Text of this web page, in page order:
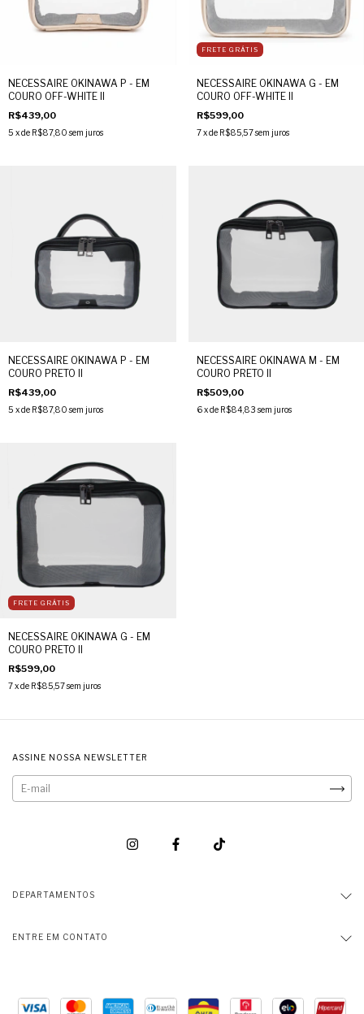
NECESSAIRE OKINAWA P - EM
COURO OFF-WHITE II
R$439,00
5 x de R$87,80 sem juros
FRETE GRÁTIS
NECESSAIRE OKINAWA G - EM
COURO OFF-WHITE II
R$599,00
7 x de R$85,57sem juros
NECESSAIRE OKINAWA P - EM
COURO PRETO II
R$439,00
5 x de R$87,80 sem juros
NECESSAIRE OKINAWA M - EM
COURO PRETO II
R$509,00
6 x de R$84,83 sem juros
FRETE GRÁTIS
NECESSAIRE OKINAWA G - EM
COURO PRETO II
R$599,00
7x de R$85,57sem juros
ASSINE NOSSA NEWSLETTER
DEPARTAMENTOS
ENTRE EM CONTATO